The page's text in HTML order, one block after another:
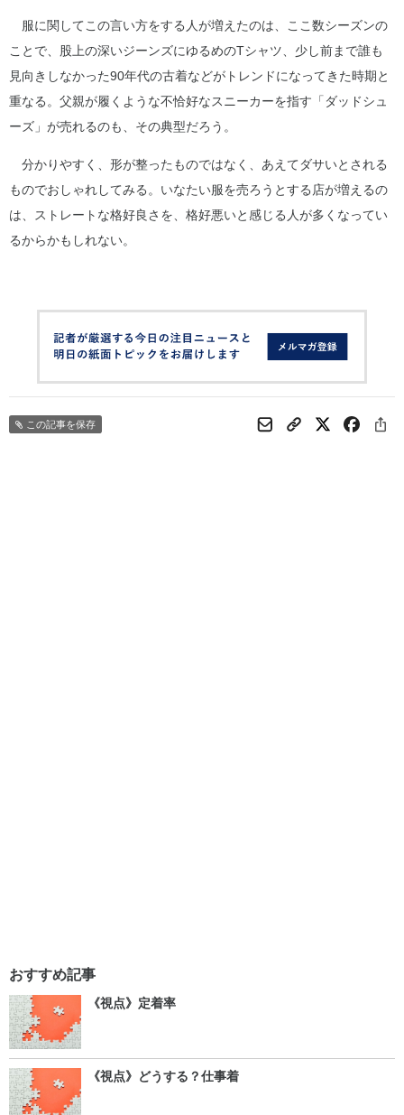
服に関してこの言い方をする人が増えたのは、ここ数シーズンの
ことで、股上の深いジーンズにゆるめのTシャツ、少し前まで誰も
見向きしなかった90年代の古着などがトレンドになってきた時期と
重なる。父親が履くような不恰好なスニーカーを指す「ダッドシュ
ーズ」が売れるのも、その典型だろう。
分かりやすく、形が整ったものではなく、あえてダサいとされる
ものでおしゃれしてみる。いなたい服を売ろうとする店が増えるの
は、ストレートな格好良さを、格好悪いと感じる人が多くなってい
るからかもしれない。
この記事を保存
おすすめ記事
《視点》定着率
《視点》どうする？仕事着